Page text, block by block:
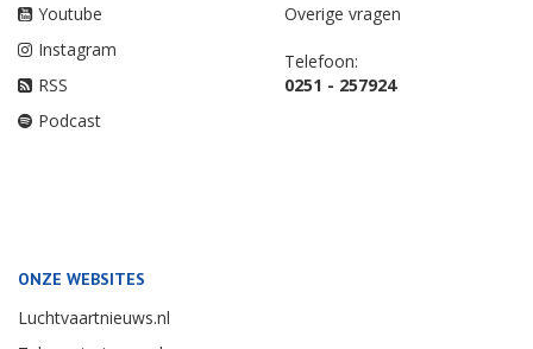
Youtube
Instagram
RSS
Podcast
Overige vragen
Telefoon:
0251 - 257924
ONZE WEBSITES
Luchtvaartnieuws.nl